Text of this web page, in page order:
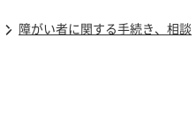
障がい者に関する手続き、相談